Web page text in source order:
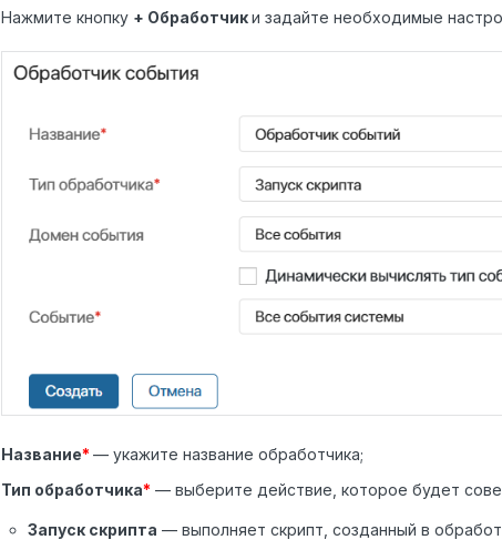
Нажмите кнопку + Обработчики задайте необходимые
Название* — укажите название обработчика;
Тип обработчика* — выберите действие, которое будет
Запуск скрипта — выполняет скрипт, созданный в